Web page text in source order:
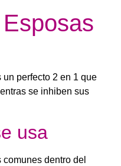
un perfecto 2 en 1 que
se inhiben sus
usa
dentro del